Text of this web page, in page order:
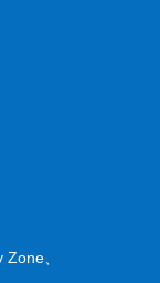
、